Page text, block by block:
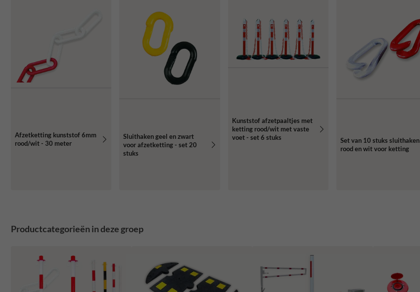
Afzetketting kunststof 6mm
rood/wit - 30 meter
Sluithaken geel en zwart
voor afzetketting - set 20
stuks
Kunststof afzetpaaltjes met
ketting rood/wit met vaste
voet - set 6 stuks
Set van 10 stuks sluithaken
rood en wit voor ketting
Productcategorieën in deze groep